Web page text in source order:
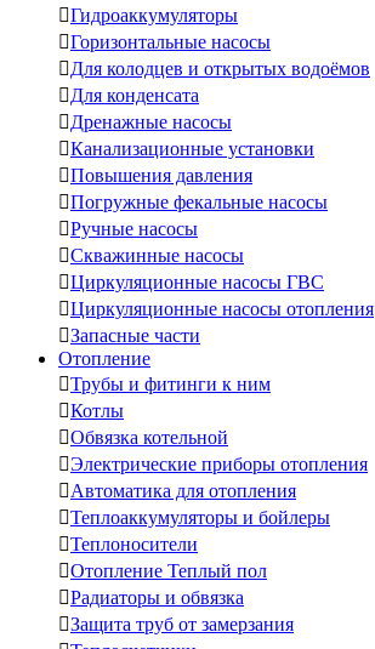
Гидроаккумуляторы
Горизонтальные насосы
Для колодцев и открытых водоёмов
Для конденсата
Дренажные насосы
Канализационные установки
Повышения давления
Погружные фекальные насосы
Ручные насосы
Скважинные насосы
Циркуляционные насосы ГВС
Циркуляционные насосы отопления
Запасные части
Отопление
Трубы и фитинги к ним
Котлы
Обвязка котельной
Электрические приборы отопления
Автоматика для отопления
Теплоаккумуляторы и бойлеры
Теплоносители
Отопление Теплый пол
Радиаторы и обвязка
Защита труб от замерзания